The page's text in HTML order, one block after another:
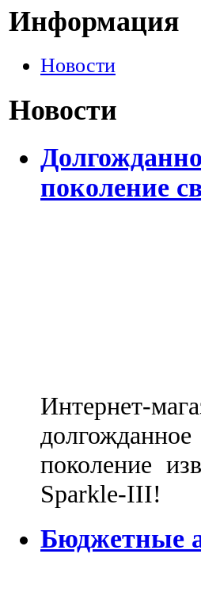
Информация
Новости
Новости
поколение
Интернет-
поколение
Sparkle-III!
Бюджетные